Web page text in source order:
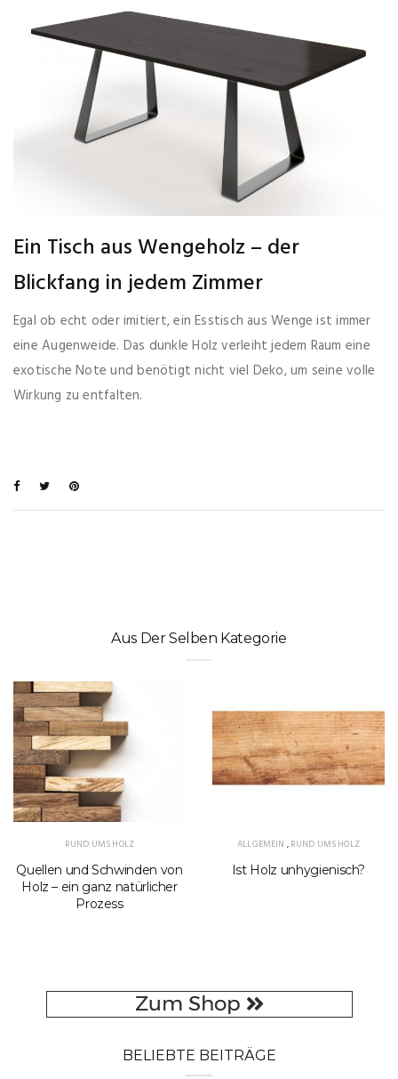
Ein Tisch aus Wengeholz – der
Blickfang in jedem Zimmer
Egal ob echt oder imitiert, ein Esstisch aus Wenge ist immer
eine Augenweide. Das dunkle Holz verleiht jedem Raum eine
exotische Note und benötigt nicht viel Deko, um seine volle
Wirkung zu entfalten.
Aus Der Selben Kategorie
RUND UMS HOLZ
Quellen und Schwinden von
Holz – ein ganz natürlicher
Prozess
ALLGEMEIN ,RUND UMS HOLZ
Ist Holz unhygienisch?
BELIEBTE BEITRÄGE